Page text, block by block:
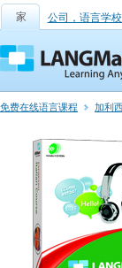
家 公司，语言学
免费在线语言课程 加利